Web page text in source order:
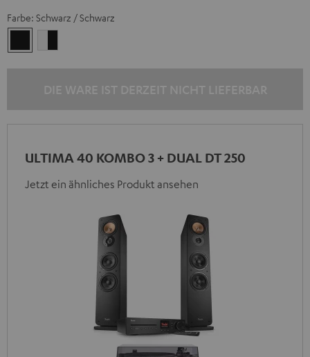
Farbe: Schwarz / Schwarz
/
ULTIMA 40 KOMBO 3 + DUAL DT 250
Jetzt ein ähnliches Produkt ansehen